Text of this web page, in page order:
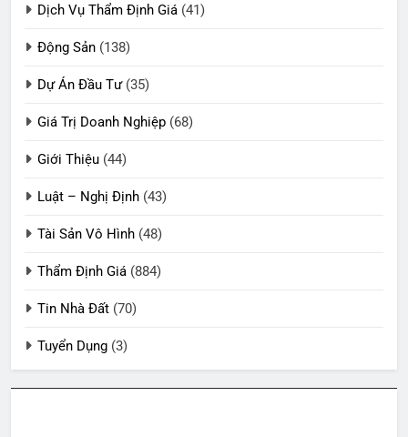
Dịch Vụ Thẩm Định Giá (41)
Động Sản (138)
Dự Án Đầu Tư(35)
Giá Trị Doanh Nghiệp (68)
Giới Thiệu (44)
Luật – Nghị Định (43)
Tài Sản Vô Hình (48)
Thẩm Định Giá (884)
Tin Nhà Đất (70)
Tuyển Dụng (3)